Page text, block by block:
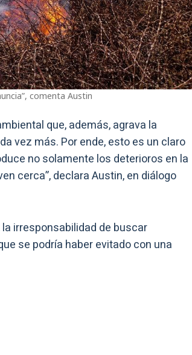
comenta Austin
que, además, agrava la
vez más. Por ende, esto es un claro
no solamente los deterioros en la
cerca”, declara Austin, en diálogo
irresponsabilidad de buscar
se podría haber evitado con una